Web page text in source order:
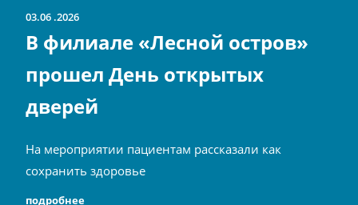
03.06 2026
В филиале «Лесной остров»
прошел День открытых
дверей
На мероприятии пациентам рассказали как
сохранить здоровье
подробнее